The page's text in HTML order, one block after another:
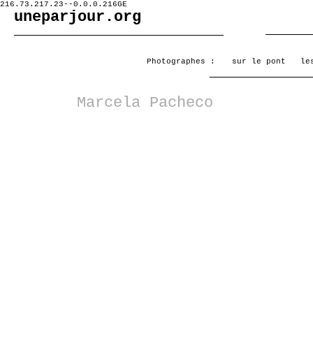
216.73.217.23--0.0.0.216GE
uneparjour.org
Photographes : sur le pont
Marcela Pacheco